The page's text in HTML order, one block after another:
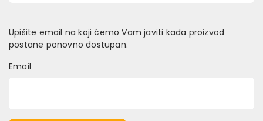
Upišite email na koji ćemo Vam javiti kada proizvod
postane ponovno dostupan.
Email